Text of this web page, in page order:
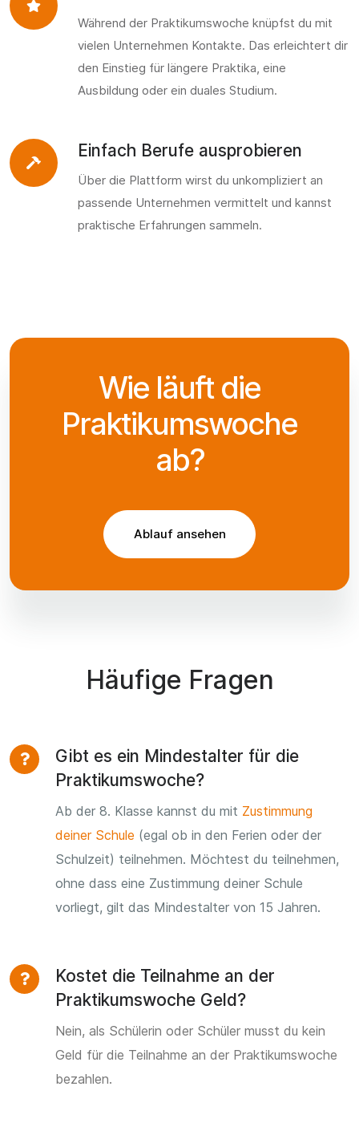
Während der Praktikumswoche knüpfst du mit
vielen Unternehmen Kontakte. Das erleichtert dir
den Einstieg für längere Praktika, eine
Ausbildung oder ein duales Studium.
Einfach Berufe ausprobieren
Über die Plattform wirst du unkompliziert an
passende Unternehmen vermittelt und kannst
praktische Erfahrungen sammeln.
Wie läuft die
Praktikumswoche
ab?
Ablauf ansehen
Häufige Fragen
Gibt es ein Mindestalter für die
Praktikumswoche?
Ab der 8. Klasse kannst du mit Zustimmung
deiner Schule (egal ob in den Ferien oder der
Schulzeit) teilnehmen. Möchtest du teilnehmen,
ohne dass eine Zustimmung deiner Schule
vorliegt, gilt das Mindestalter von 15 Jahren.
Kostet die Teilnahme an der
Praktikumswoche Geld?
Nein, als Schülerin oder Schüler musst du kein
Geld für die Teilnahme an der Praktikumswoche
bezahlen.